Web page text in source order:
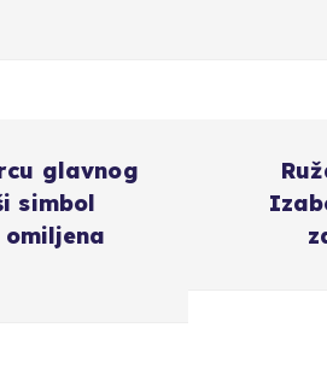
glavnog
simbol